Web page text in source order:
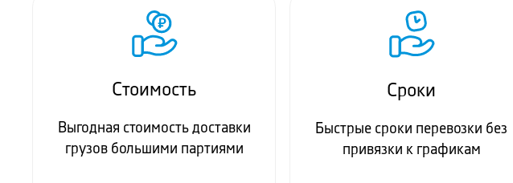
Стоимость
Выгодная стоимость доставки
грузов большими партиями
Сроки
Быстрые сроки перевозки без
привязки к графикам